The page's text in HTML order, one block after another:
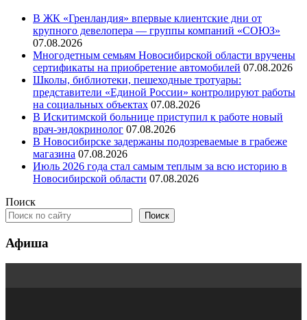
В ЖК «Гренландия» впервые клиентские дни от
крупного девелопера — группы компаний «СОЮЗ»
07.08.2026
Многодетным семьям Новосибирской области вручены
сертификаты на приобретение автомобилей 07.08.2026
Школы, библиотеки, пешеходные тротуары:
представители «Единой России» контролируют работы
на социальных объектах 07.08.2026
В Искитимской больнице приступил к работе новый
врач-эндокринолог 07.08.2026
В Новосибирске задержаны подозреваемые в грабеже
магазина 07.08.2026
Июль 2026 года стал самым теплым за всю историю в
Новосибирской области 07.08.2026
Поиск
Поиск
Афиша